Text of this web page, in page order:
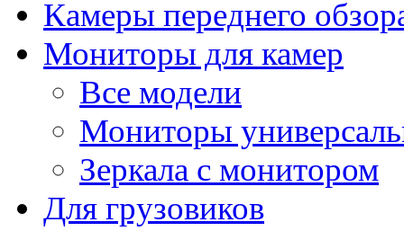
Камеры переднего
Мониторы для камер
Все модели
Мониторы
Зеркала с монитором
Для грузовиков